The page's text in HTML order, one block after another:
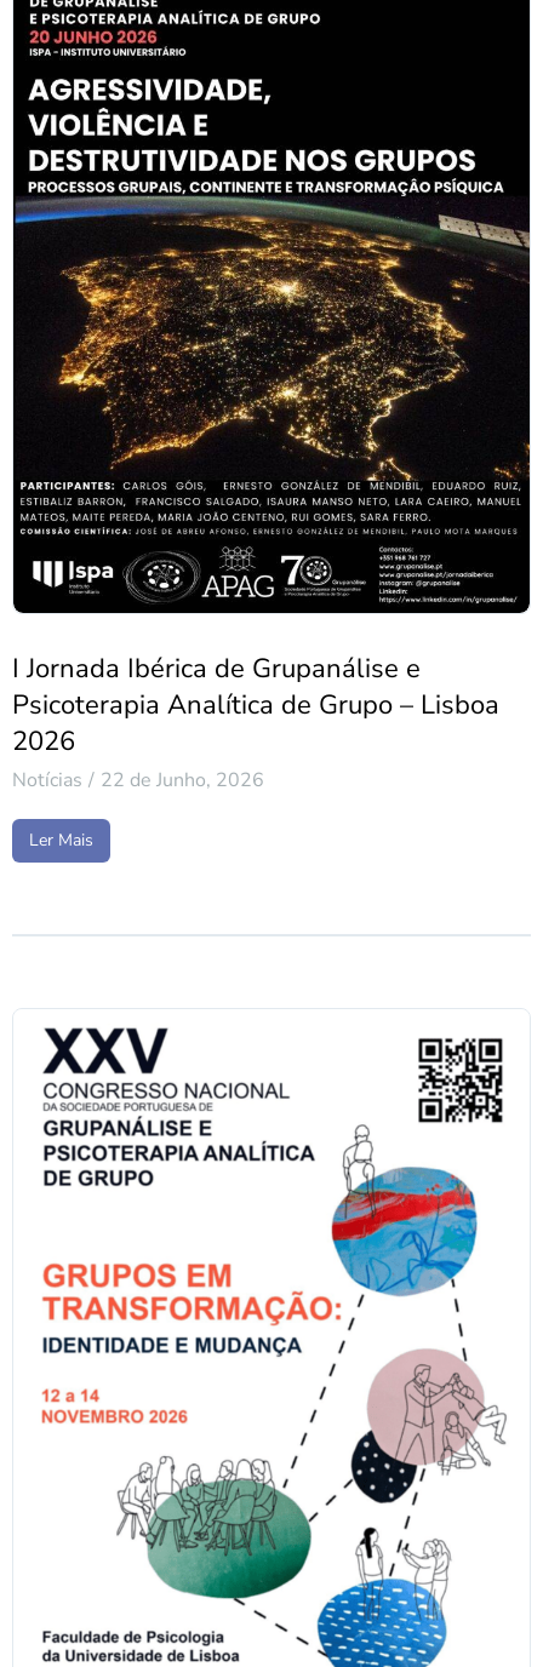
I Jornada Ibérica de Grupanálise e
Psicoterapia Analítica de Grupo – Lisboa
2026
Notícias 22 de Junho, 2026
Ler Mais